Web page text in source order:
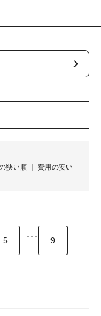
chevron_right
狭い順
費用の安い
5 ･･･ 9